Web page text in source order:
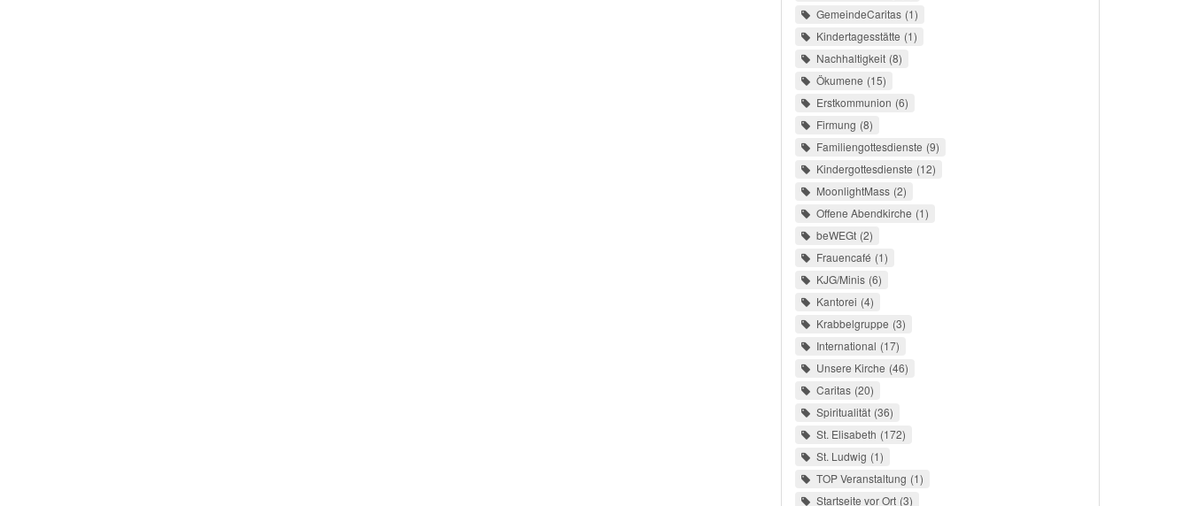
GemeindeCaritas 1
Kindertagesstätte 1
Nachhaltigkeit 8
Ökumene 15
Erstkommunion 6
Firmung 8
Familiengottesdienste 9
Kindergottesdienste 12
MoonlightMass 2
Offene Abendkirche 1
beWEGt 2
Frauencafé 1
KJG/Minis 6
Kantorei 4
Krabbelgruppe 3
International 17
Unsere Kirche 46
Caritas 20
Spiritualität 36
St. Elisabeth 172
St. Ludwig 1
TOP Veranstaltung 1
Startseite vor Ort 3